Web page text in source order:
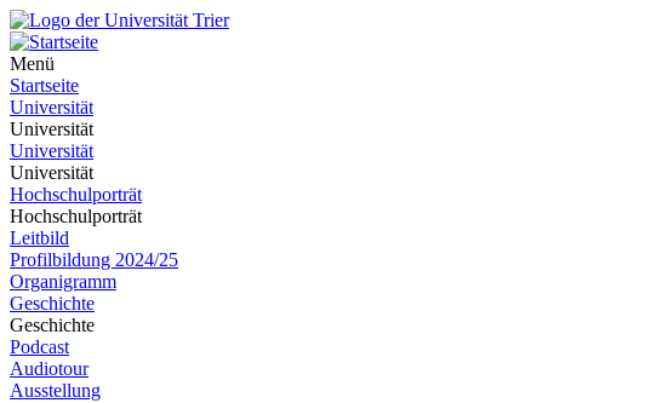
Menü
Startseite
Universität
Universität
Universität
Universität
Hochschulporträt
Hochschulporträt
Leitbild
Profilbildung 2024/25
Organigramm
Geschichte
Geschichte
Podcast
Audiotour
Ausstellung